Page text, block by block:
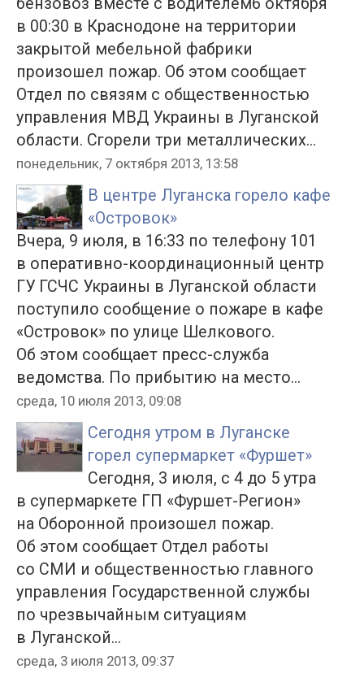
в 00:30 в Краснодоне на территории
закрытой мебельной фабрики
произошел пожар. Об этом сообщает
Отдел по связям с общественностью
управления МВД Украины в Луганской
области. Сгорели три металлических...
понедельник, 7 октября 2013, 13:58
В центре Луганска горело кафе
«Островок»
Вчера, 9 июля, в 16:33 по телефону 101
в оперативно-координационный центр
ГУ ГСЧС Украины в Луганской области
поступило сообщение о пожаре в кафе
«Островок» по улице Шелкового.
Об этом сообщает пресс-служба
ведомства. По прибытию на место...
среда, 10 июля 2013, 09:08
Сегодня утром в Луганске
горел супермаркет «Фуршет»
Сегодня, 3 июля, с 4 до 5 утра
в супермаркете ГП «Фуршет-Регион»
на Оборонной произошел пожар.
Об этом сообщает Отдел работы
со СМИ и общественностью главного
управления Государственной службы
по чрезвычайным ситуациям
в Луганской...
среда, 3 июля 2013, 09:37